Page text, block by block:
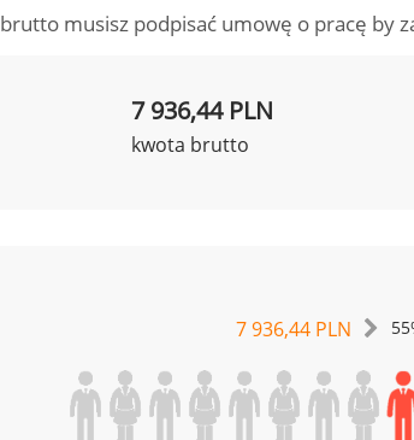
musisz podpisać umowę o pracę by
7 936,44 PLN
kwota brutto
7 936,44 PLN